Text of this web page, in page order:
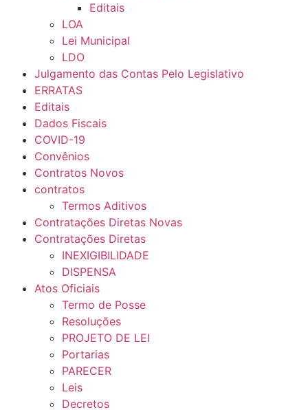
Editais
LOA
Lei Municipal
LDO
Julgamento das Contas Pelo Legislativo
ERRATAS
Editais
Dados Fiscais
COVID-19
Convênios
Contratos Novos
contratos
Termos Aditivos
Contratações Diretas Novas
Contratações Diretas
INEXIGIBILIDADE
DISPENSA
Atos Oficiais
Termo de Posse
Resoluções
PROJETO DE LEI
Portarias
PARECER
Leis
Decretos